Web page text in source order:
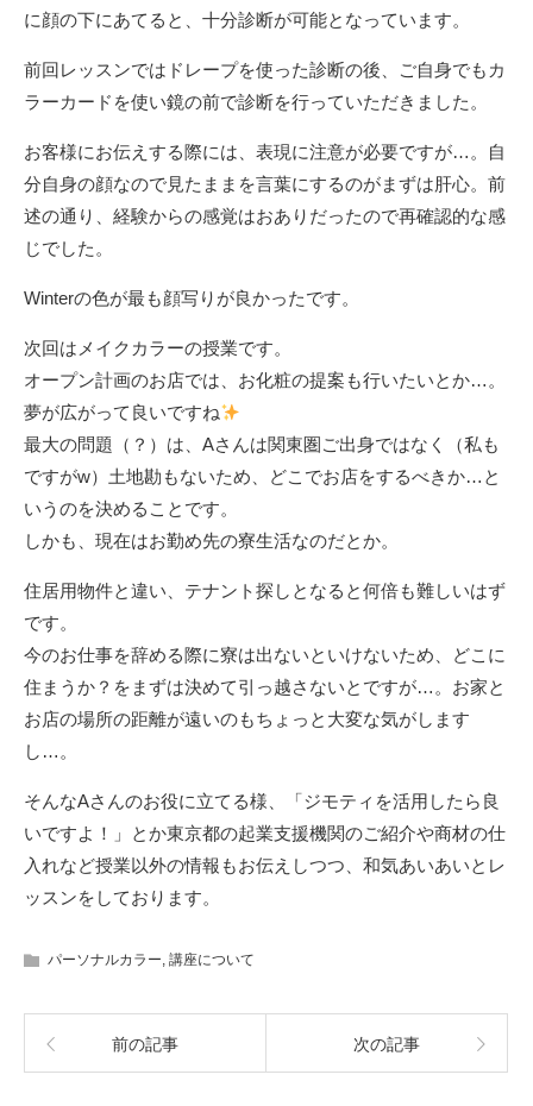
に顔の下にあてると、十分診断が可能となっています。
前回レッスンではドレープを使った診断の後、ご自身でもカ
ラーカードを使い鏡の前で診断を行っていただきました。
お客様にお伝えする際には、表現に注意が必要ですが…。自
分自身の顔なので見たままを言葉にするのがまずは肝心。前
述の通り、経験からの感覚はおありだったので再確認的な感
じでした。
Winterの色が最も顔写りが良かったです。
次回はメイクカラーの授業です。
オープン計画のお店では、お化粧の提案も行いたいとか…。
夢が広がって良いですね
最大の問題（？）は、Aさんは関東圏ご出身ではなく（私も
ですがw）土地勘もないため、どこでお店をするべきか…と
いうのを決めることです。
しかも、現在はお勤め先の寮生活なのだとか。
住居用物件と違い、テナント探しとなると何倍も難しいはず
です。
今のお仕事を辞める際に寮は出ないといけないため、どこに
住まうか？をまずは決めて引っ越さないとですが…。お家と
お店の場所の距離が遠いのもちょっと大変な気がします
し…。
そんなAさんのお役に立てる様、「ジモティを活用したら良
いですよ！」とか東京都の起業支援機関のご紹介や商材の仕
入れなど授業以外の情報もお伝えしつつ、和気あいあいとレ
ッスンをしております。
パーソナルカラー, 講座について
前の記事 次の記事